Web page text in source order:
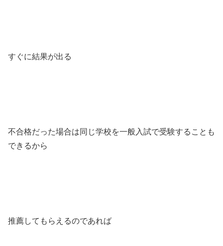
すぐに結果が出る
不合格だった場合は同じ学校を一般入試で受験することも
できるから
推薦してもらえるのであれば